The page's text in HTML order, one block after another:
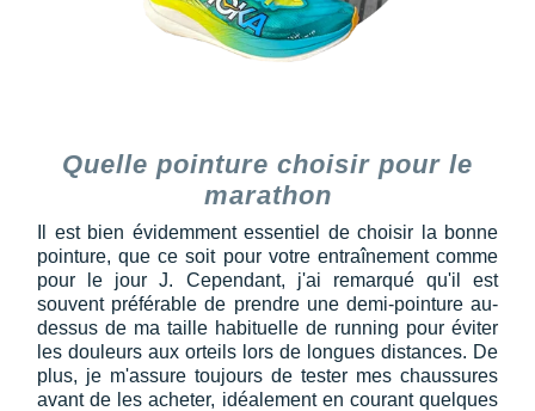
Quelle pointure choisir pour le
marathon
Il est bien évidemment essentiel de choisir la bonne
pointure, que ce soit pour votre entraînement comme
pour le jour J. Cependant, j'ai remarqué qu'il est
souvent préférable de prendre une demi-pointure au-
dessus de ma taille habituelle de running pour éviter
les douleurs aux orteils lors de longues distances. De
plus, je m'assure toujours de tester mes chaussures
avant de les acheter, idéalement en courant quelques